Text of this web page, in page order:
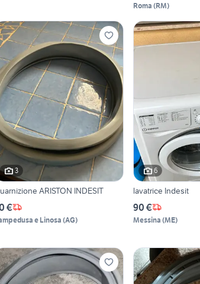
Roma (RM)
3
ARISTON INDESIT
€
e Linosa (AG)
6
lavatrice Indesit
90 €
Messina (ME)